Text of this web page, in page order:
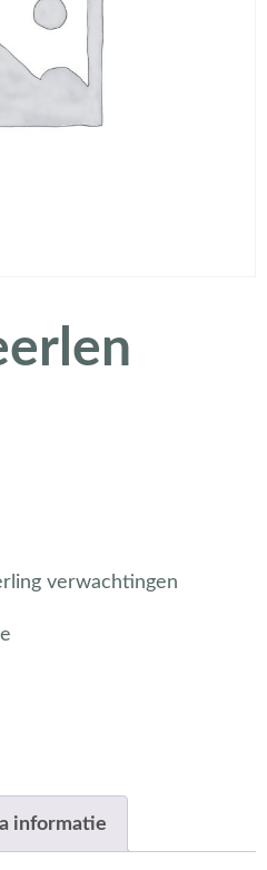
verwachtingen
informatie